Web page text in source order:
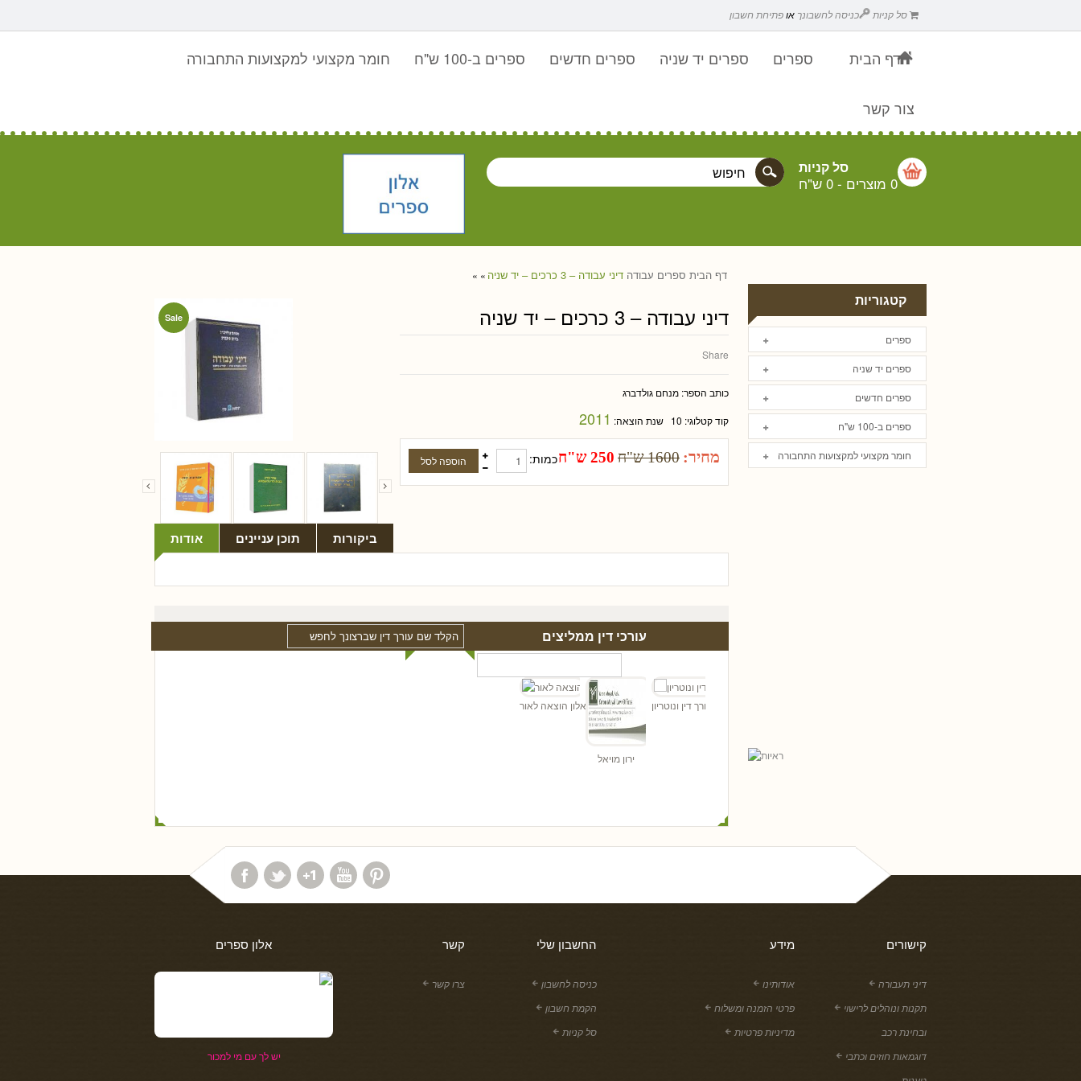
סל קניות כניסה לחשבונך אופתיחת חשבון
דף הבית ספרים ספרים יד שניה ספרים חדשים ספרים ב-100 ש"ח חומר מקצועי למקצועות התחבורה
צור קשר
סל קניות
0 מוצרים - 0 ש"ח
דף הבית » ספרים עבודה » דיני עבודה – 3 כרכים – יד שניה
Sale דיני עבודה – 3 כרכים – יד שניה
Share
כותב הספר:מנחם גולדברג
קוד קטלוגי: 10 שנת הוצאה: 2011
מחיר: 1600 ש"ח 250 ש"ח כמות:
אודות תוכן עניינים ביקורות
עורכי דין ממליצים
אלון הוצאה לאור
ירון מויאל
שי כהן - עורך דין ונוטריון
קטגוריות
ספרים
ספרים יד שניה
ספרים חדשים
ספרים ב-100 ש"ח
חומר מקצועי למקצועות התחבורה
אלון ספרים
יש לך עם מי למכור
קשר
צרו קשר
החשבון שלי
כניסה לחשבון
הקמת חשבון
סל קניות
מידע
אודותינו
פרטי הזמנה ומשלוח
מדיניות פרטיות
קישורים
דיני תעבורה
תקנות ונוהלים לרישוי
ובחינת רכב
דוגמאות חוזים וכתבי